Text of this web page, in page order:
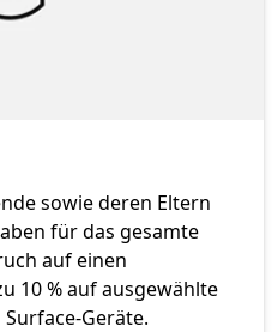
sowie deren Eltern
für das gesamte
auf einen
10 % auf ausgewählte
Geräte.